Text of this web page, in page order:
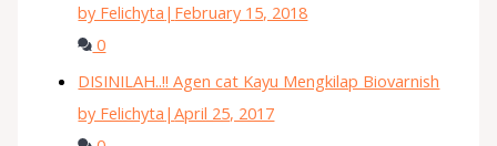
by Felichyta | February 15, 2018
0
DISINILAH..!! Agen cat Kayu Mengkilap Biovarnish
by Felichyta |April 25, 2017